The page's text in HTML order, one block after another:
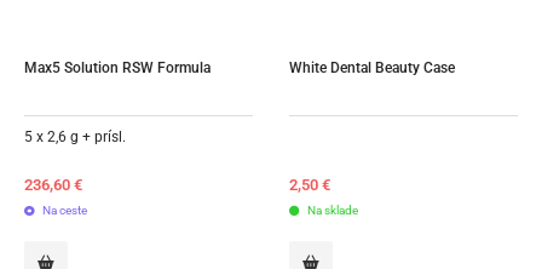
Max5 Solution RSW Formula
5 x 2,6 g + prísl.
236,60 €
Na ceste
White Dental Beauty Case
2,50 €
Na sklade